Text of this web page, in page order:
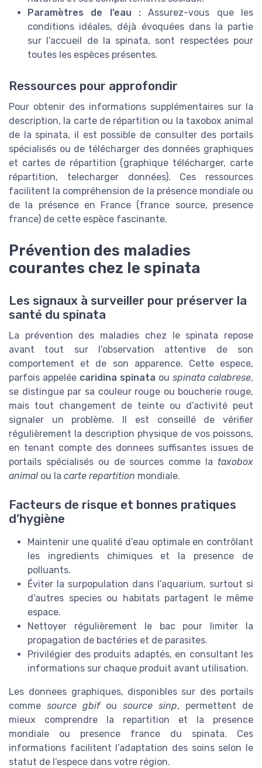
Paramètres de l’eau : Assurez-vous que les
conditions idéales, déjà évoquées dans la partie
sur l’accueil de la spinata, sont respectées pour
toutes les espèces présentes.
Ressources pour approfondir
Pour obtenir des informations supplémentaires sur la
description, la carte de répartition ou la taxobox animal
de la spinata, il est possible de consulter des portails
spécialisés ou de télécharger des données graphiques
et cartes de répartition (graphique télécharger, carte
répartition, telecharger données). Ces ressources
facilitent la compréhension de la présence mondiale ou
de la présence en France (france source, presence
france) de cette espèce fascinante.
Prévention des maladies
courantes chez le spinata
Les signaux à surveiller pour préserver la
santé du spinata
La prévention des maladies chez le spinata repose
avant tout sur l’observation attentive de son
comportement et de son apparence. Cette espece,
parfois appelée caridina spinata ou spinata calabrese,
se distingue par sa couleur rouge ou boucherie rouge,
mais tout changement de teinte ou d’activité peut
signaler un problème. Il est conseillé de vérifier
régulièrement la description physique de vos poissons,
en tenant compte des donnees suffisantes issues de
portails spécialisés ou de sources comme la taxobox
animal ou la carte repartition mondiale.
Facteurs de risque et bonnes pratiques
d’hygiène
Maintenir une qualité d’eau optimale en contrôlant
les ingredients chimiques et la presence de
polluants.
Éviter la surpopulation dans l’aquarium, surtout si
d’autres species ou habitats partagent le même
espace.
Nettoyer régulièrement le bac pour limiter la
propagation de bactéries et de parasites.
Privilégier des produits adaptés, en consultant les
informations sur chaque produit avant utilisation.
Les donnees graphiques, disponibles sur des portails
comme source gbifou source sinp, permettent de
mieux comprendre la repartition et la presence
mondiale ou presence france du spinata. Ces
informations facilitent l’adaptation des soins selon le
statut de l’espece dans votre région.